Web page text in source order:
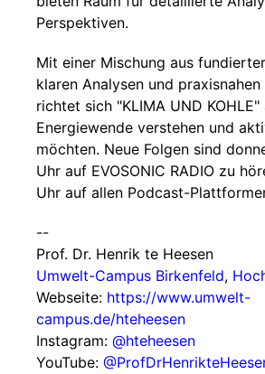
Perspektiven.
Mit einer Mischung aus
klaren Analysen und
richtet sich "KLIMA UND
Energiewende verstehen und
möchten. Neue Folgen sind
Uhr auf EVOSONIC RADIO zu
Uhr auf allen Podcast-
--
Prof. Dr. Henrik te Heesen
Umwelt-Campus Birkenfeld,
Webseite: https://www.umwelt-
campus.de/hteheesen
Instagram: @hteheesen
YouTube: